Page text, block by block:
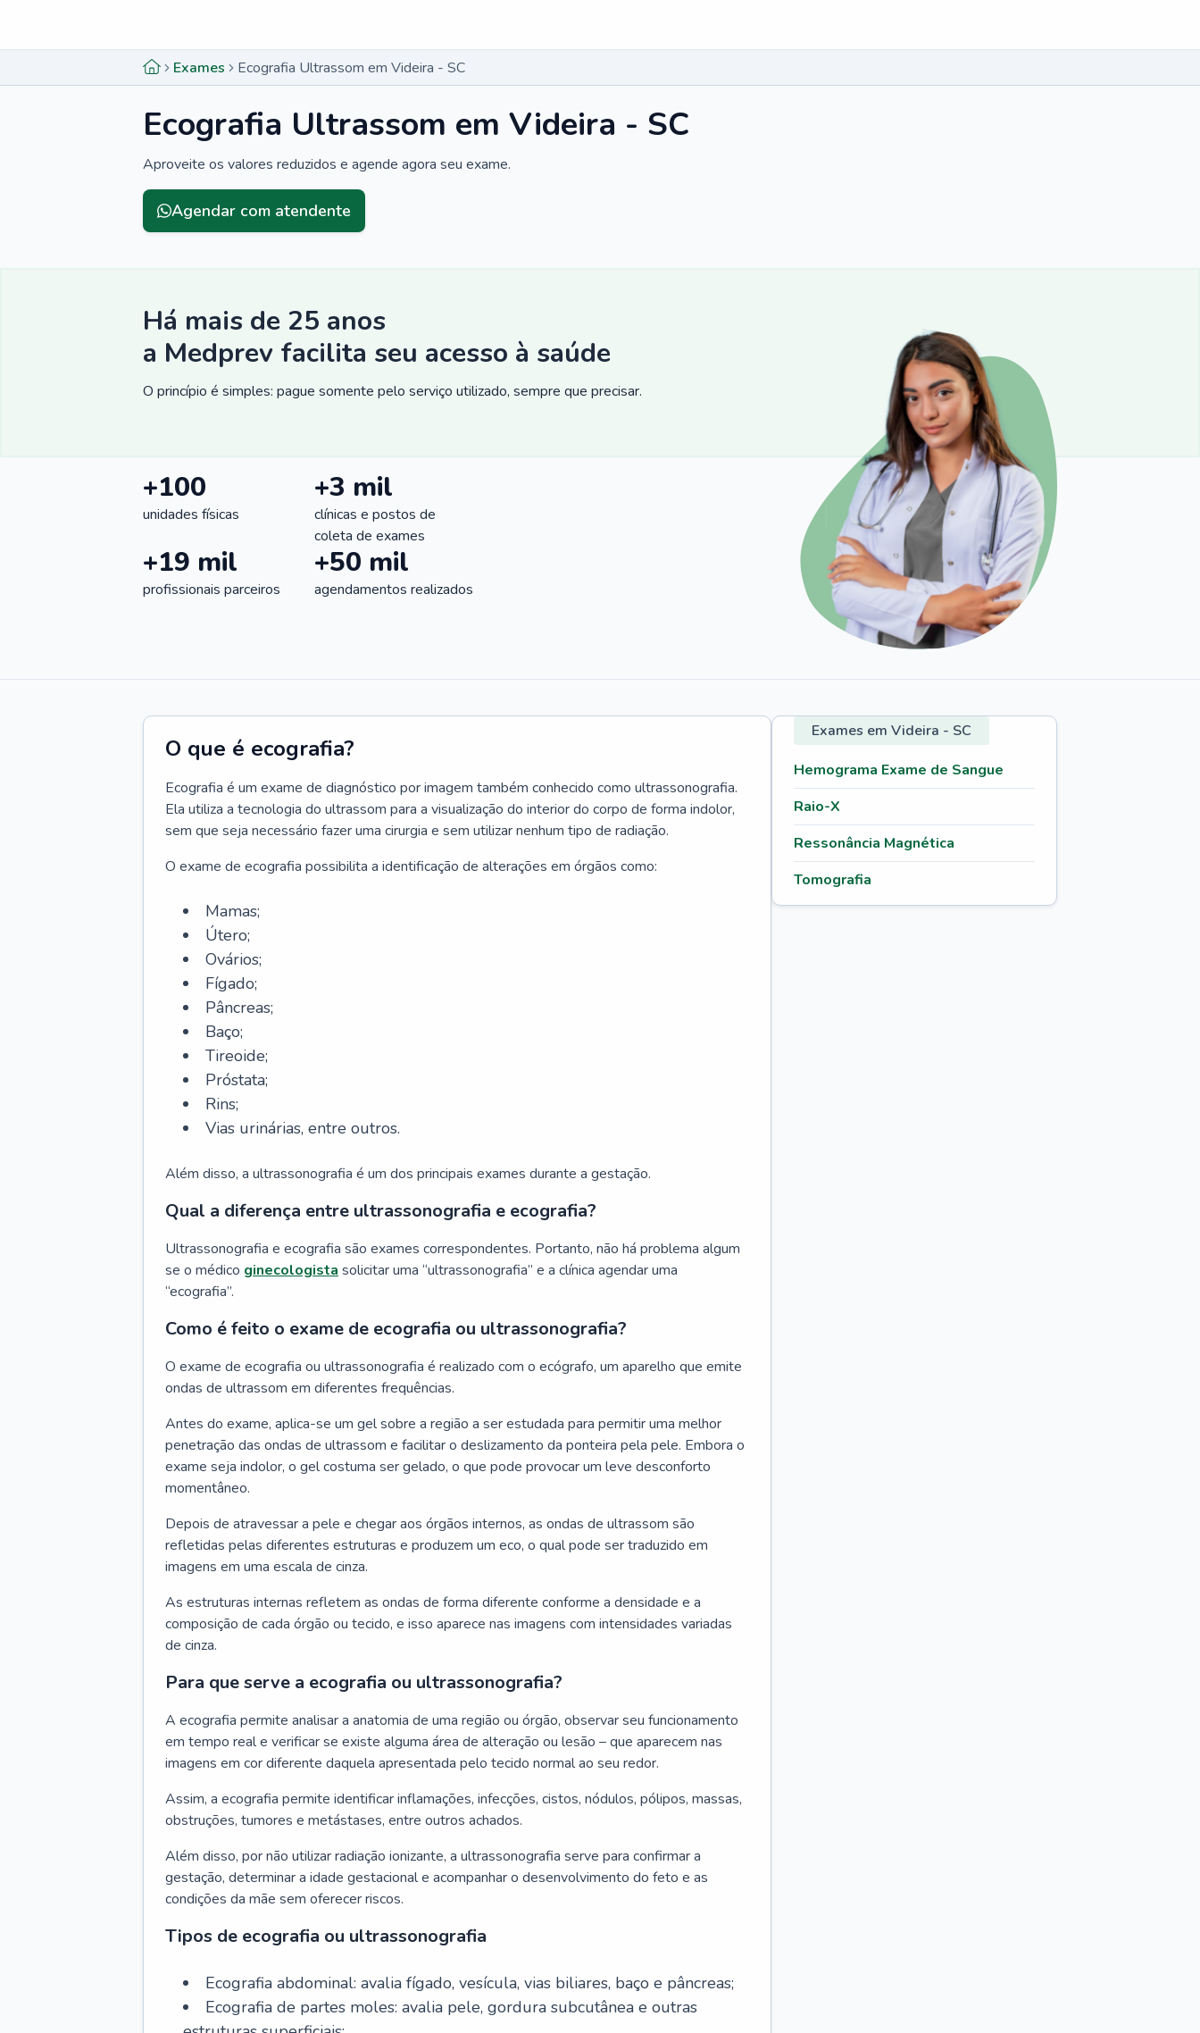
Exames Ecografia Ultrassom em Videira - SC
Ecografia Ultrassom em Videira - SC
Aproveite os valores reduzidos e agende agora seu exame.
Agendar com atendente
Há mais de 25 anos
a Medprev facilita seu acesso à saúde
O princípio é simples: pague somente pelo serviço utilizado, sempre que precisar.
+100
unidades físicas
+3 mil
clínicas e postos de
coleta de exames
+19 mil
profissionais parceiros
+50 mil
agendamentos realizados
O que é ecografia?
Ecografia é um exame de diagnóstico por imagem também conhecido como ultrassonografia.
Ela utiliza a tecnologia do ultrassom para a visualização do interior do corpo de forma indolor,
sem que seja necessário fazer uma cirurgia e sem utilizar nenhum tipo de radiação.
O exame de ecografia possibilita a identificação de alterações em órgãos como:
Mamas;
Útero;
Ovários;
Fígado;
Pâncreas;
Baço;
Tireoide;
Próstata;
Rins;
Vias urinárias, entre outros.
Além disso, a ultrassonografia é um dos principais exames durante a gestação.
Qual a diferença entre ultrassonografia e ecografia?
Ultrassonografia e ecografia são exames correspondentes. Portanto, não há problema algum
se o médico ginecologista solicitar uma “ultrassonografia” e a clínica agendar uma
“ecografia”.
Como é feito o exame de ecografia ou ultrassonografia?
O exame de ecografia ou ultrassonografia é realizado com o ecógrafo, um aparelho que emite
ondas de ultrassom em diferentes frequências.
Antes do exame, aplica-se um gel sobre a região a ser estudada para permitir uma melhor
penetração das ondas de ultrassom e facilitar o deslizamento da ponteira pela pele. Embora o
exame seja indolor, o gel costuma ser gelado, o que pode provocar um leve desconforto
momentâneo.
Depois de atravessar a pele e chegar aos órgãos internos, as ondas de ultrassom são
refletidas pelas diferentes estruturas e produzem um eco, o qual pode ser traduzido em
imagens em uma escala de cinza.
As estruturas internas refletem as ondas de forma diferente conforme a densidade e a
composição de cada órgão ou tecido, e isso aparece nas imagens com intensidades variadas
de cinza.
Para que serve a ecografia ou ultrassonografia?
A ecografia permite analisar a anatomia de uma região ou órgão, observar seu funcionamento
em tempo real e verificar se existe alguma área de alteração ou lesão – que aparecem nas
imagens em cor diferente daquela apresentada pelo tecido normal ao seu redor.
Assim, a ecografia permite identificar inflamações, infecções, cistos, nódulos, pólipos, massas,
obstruções, tumores e metástases, entre outros achados.
Além disso, por não utilizar radiação ionizante, a ultrassonografia serve para confirmar a
gestação, determinar a idade gestacional e acompanhar o desenvolvimento do feto e as
condições da mãe sem oferecer riscos.
Tipos de ecografia ou ultrassonografia
Ecografia abdominal: avalia fígado, vesícula, vias biliares, baço e pâncreas;
Ecografia de partes moles: avalia pele, gordura subcutânea e outras
Exames em Videira - SC
Hemograma Exame de Sangue
Raio-X
Ressonância Magnética
Tomografia